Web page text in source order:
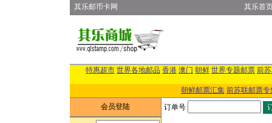
其乐邮币卡网 其乐首
特惠超市 世界各地邮品 香港 澳门 朝鲜 世界专题邮票 前
朝鲜邮票汇集 前苏联邮票专
会员登陆
订单号